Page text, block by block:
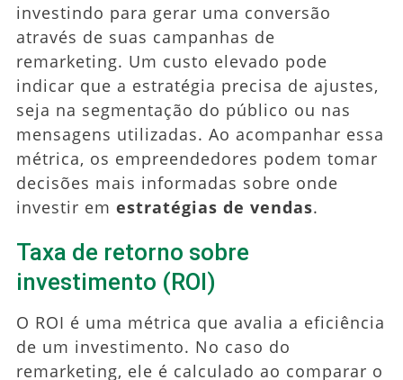
investindo para gerar uma conversão
através de suas campanhas de
remarketing. Um custo elevado pode
indicar que a estratégia precisa de ajustes,
seja na segmentação do público ou nas
mensagens utilizadas. Ao acompanhar essa
métrica, os empreendedores podem tomar
decisões mais informadas sobre onde
investir em estratégias de vendas.
Taxa de retorno sobre
investimento (ROI)
O ROI é uma métrica que avalia a eficiência
de um investimento. No caso do
remarketing, ele é calculado ao comparar o